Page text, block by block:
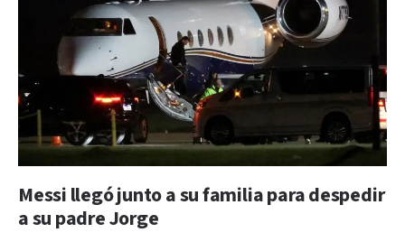
Messi llegó junto a su familia para despedir
a su padre Jorge